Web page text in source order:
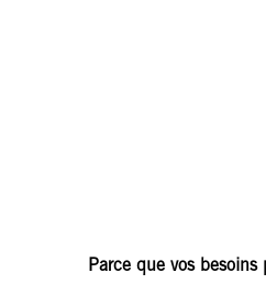
Parce que vos